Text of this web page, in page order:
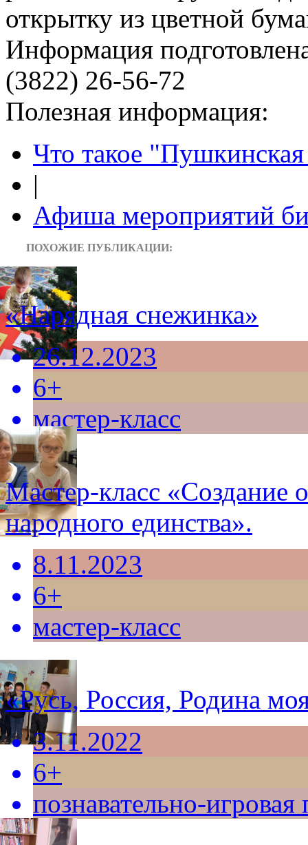
открытку из цветной
Информация
(3822) 26-56-72
Полезная информация:
Что такое "Пушкинская
|
Афиша мероприятий
ПОХОЖИЕ ПУБЛИКАЦИИ:
«Нарядная снежинка»
26.12.2023
6+
мастер-класс
Мастер-класс
народного единства».
8.11.2023
6+
мастер-класс
«Русь, Россия, Родина
3.11.2022
6+
познавательно-